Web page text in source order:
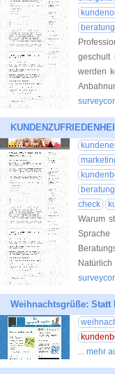
geschult
werden
check
Warum
Weihnachtsgrüße:
... mehr